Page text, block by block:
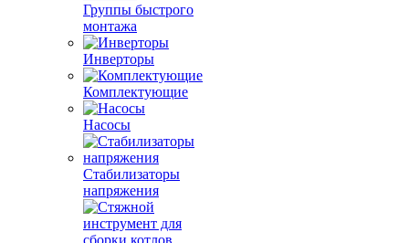
Группы быстрого
монтажа
Инверторы
Комплектующие
Насосы
Стабилизаторы
напряжения